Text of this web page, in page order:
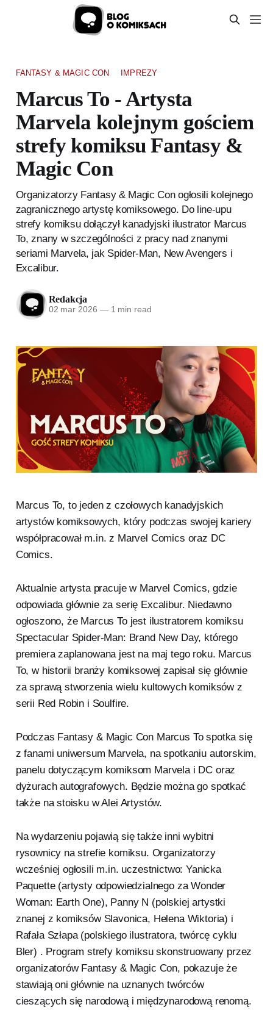
FANTASY & MAGIC CON IMPREZY
Marcus To - Artysta
Marvela kolejnym gościem
strefy komiksu Fantasy &
Magic Con
Organizatorzy Fantasy & Magic Con ogłosili kolejnego
zagranicznego artystę komiksowego. Do line-upu
strefy komiksu dołączył kanadyjski ilustrator Marcus
To, znany w szczególności z pracy nad znanymi
seriami Marvela, jak Spider-Man, New Avengers i
Excalibur.
Redakcja
02 mar 2026 —1 min read
Marcus To, to jeden z czołowych kanadyjskich
artystów komiksowych, który podczas swojej kariery
współpracował m.in. z Marvel Comics oraz DC
Comics.
Aktualnie artysta pracuje w Marvel Comics, gdzie
odpowiada głównie za serię Excalibur. Niedawno
ogłoszono, że Marcus To jest ilustratorem komiksu
Spectacular Spider-Man: Brand New Day, którego
premiera zaplanowana jest na maj tego roku. Marcus
To, w historii branży komiksowej zapisał się głównie
za sprawą stworzenia wielu kultowych komiksów z
serii Red Robin i Soulfire.
Podczas Fantasy & Magic Con Marcus To spotka się
z fanami uniwersum Marvela, na spotkaniu autorskim,
panelu dotyczącym komiksom Marvela i DC oraz
dyżurach autografowych. Będzie można go spotkać
także na stoisku w Alei Artystów.
Na wydarzeniu pojawią się także inni wybitni
rysownicy na strefie komiksu. Organizatorzy
wcześniej ogłosili m.in. uczestnictwo: Yanicka
Paquette (artysty odpowiedzialnego za Wonder
Woman: Earth One), Panny N (polskiej artystki
znanej z komiksów Slavonica, Helena Wiktoria) i
Rafała Szłapa (polskiego ilustratora, twórcę cyklu
Bler) . Program strefy komiksu skonstruowany przez
organizatorów Fantasy & Magic Con, pokazuje że
stawiają oni głównie na uznanych twórców
cieszących się narodową i międzynarodową renomą.